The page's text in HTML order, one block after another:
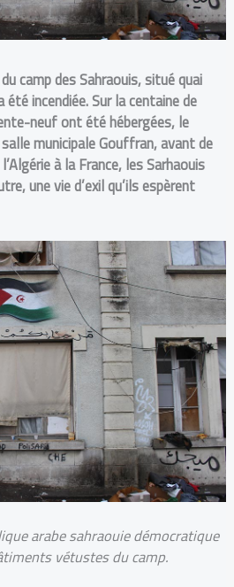
camp des Sahraouis, situé quai
été incendiée.Sur la centaine de
neuf ont été hébergées, le
municipale Gouffran, avant de
à la France, les Sarhaouis
une vie d’exil qu’ils espèrent
arabe sahraouie démocratique
vétustes du camp.